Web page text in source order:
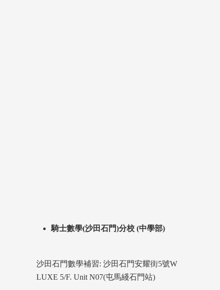
騎士數學(沙田石門)分校 (中學部)
沙田石門數學補習: 沙田石門安耀街5號W
LUXE 5/F. Unit N07(屯馬綫石門站)